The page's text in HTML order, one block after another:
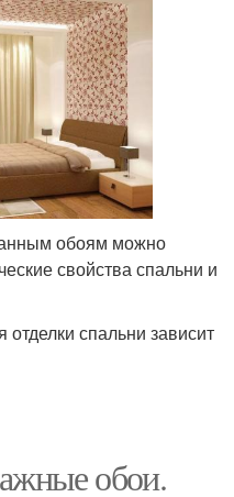
обоям можно
свойства спальни и
спальни зависит
обои.